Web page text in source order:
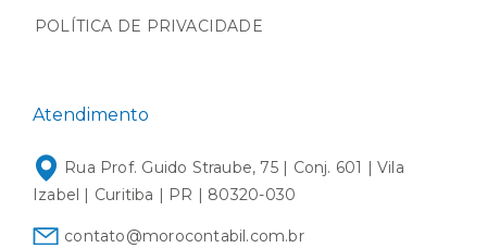
POLÍTICA DE PRIVACIDADE
Atendimento
Rua Prof. Guido Straube, 75 | Conj. 601 | Vila
Izabel | Curitiba | PR | 80320-030
contato@morocontabil.com.br